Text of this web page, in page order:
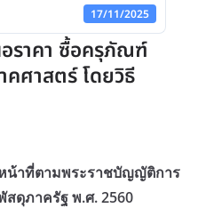
17/11/2025
อราคา ซื้อครุภัณฑ์
คศาสตร์ โดยวิธี
หน้าที่ตามพระราชบัญญัติการ
สดุภาครัฐ พ.ศ. 2560